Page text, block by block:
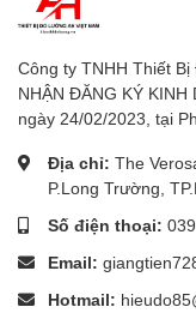
- Độ chính xác: ±(5%
- Foot-Candle (Ft-
- Phạm vi:
- 0 đến 200 Ft-cd
- 200 đến 2.000 Ft-cd
- 2.000 đến 5.000
- Độ phân giải:
Công ty TNHH Thiết
NHẬN ĐĂNG KÝ
ngày 24/02/2023, tại
Địa chỉ: The
P.Long Trường,
Số điện thoại:
Email:
Hotmail: